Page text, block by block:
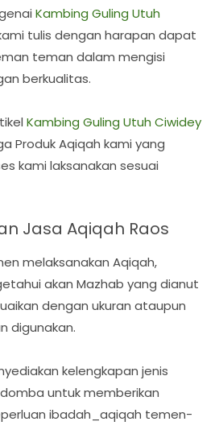
Kambing Guling Utuh
tulis dengan harapan dapat
teman dalam mengisi
berkualitas.
Kambing Guling Utuh Ciwidey
Produk Aqiqah kami yang
kami laksanakan sesuai
Jasa Aqiqah Raos
melaksanakan Aqiqah,
akan Mazhab yang dianut
dengan ukuran ataupun
digunakan.
kelengkapan jenis
untuk memberikan
ibadah_aqiqah temen-